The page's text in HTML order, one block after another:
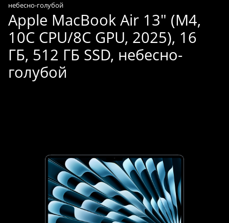
небесно-голубой
Apple MacBook Air 13" (M4,
10C CPU/8C GPU, 2025), 16
ГБ, 512 ГБ SSD, небесно-
голубой